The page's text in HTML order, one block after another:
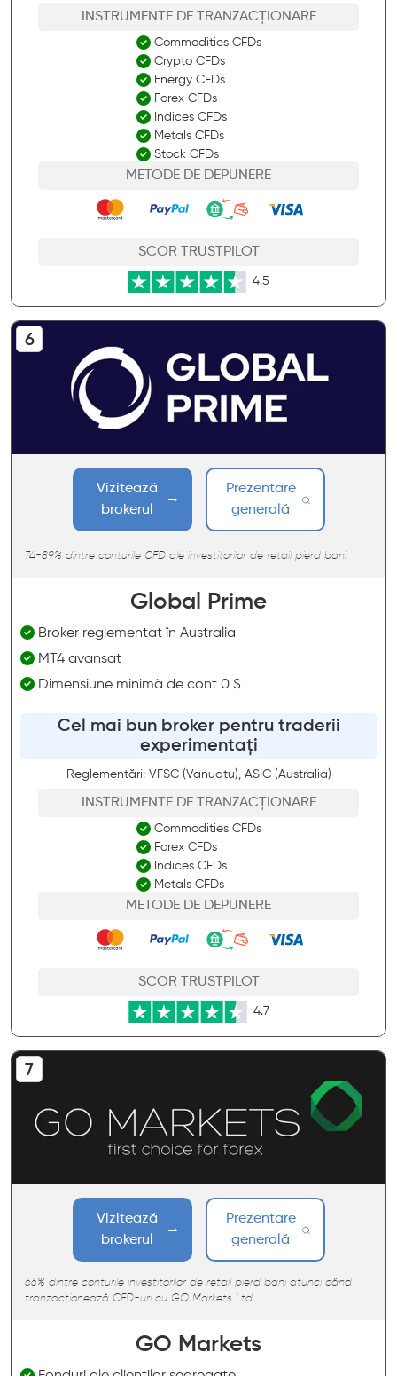
INSTRUMENTE DE TRANZACȚIONARE
Commodities CFDs
Crypto CFDs
Energy CFDs
Forex CFDs
Indices CFDs
Metals CFDs
Stock CFDs
METODE DE DEPUNERE
SCOR TRUSTPILOT
4.5
Vizitează
brokerul
Prezentare
generală
74-89% dintre conturile CFD ale investitorilor de retail pierd bani
Global Prime
Broker reglementat în Australia
MT4 avansat
Dimensiune minimă de cont 0 $
Cel mai bun broker pentru traderii
experimentați
Reglementări: VFSC (Vanuatu), ASIC (Australia)
INSTRUMENTE DE TRANZACȚIONARE
Commodities CFDs
Forex CFDs
Indices CFDs
Metals CFDs
METODE DE DEPUNERE
SCOR TRUSTPILOT
4.7
Vizitează
brokerul
Prezentare
generală
66% dintre conturile investitorilor de retail pierd bani atunci când
tranzacționează CFD-uri cu GO Markets Ltd.
GO Markets